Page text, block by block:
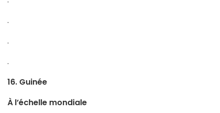
.
.
.
16. Guinée
À l’échelle mondiale